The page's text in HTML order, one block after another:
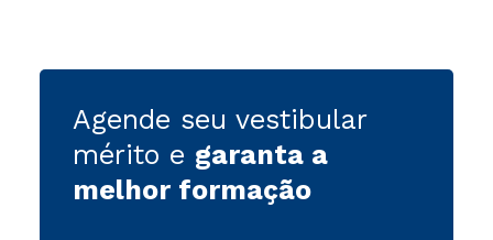
Agende seu vestibular
mérito e garanta a
melhor formação